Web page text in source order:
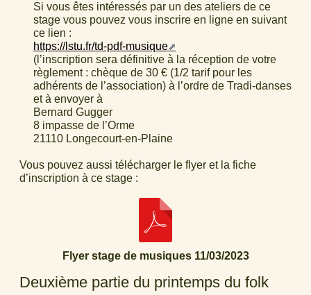
Si vous êtes intéressés par un des ateliers de ce
stage vous pouvez vous inscrire en ligne en suivant
ce lien :
https://lstu.fr/td-pdf-musique
(l’inscription sera définitive à la réception de votre
règlement : chèque de 30 € (1/2 tarif pour les
adhérents de l’association) à l’ordre de Tradi-danses
et à envoyer à
Bernard Gugger
8 impasse de l’Orme
21110 Longecourt-en-Plaine
Vous pouvez aussi télécharger le flyer et la fiche
d’inscription à ce stage :
Flyer stage de musiques 11/03/2023
Deuxième partie du printemps du folk